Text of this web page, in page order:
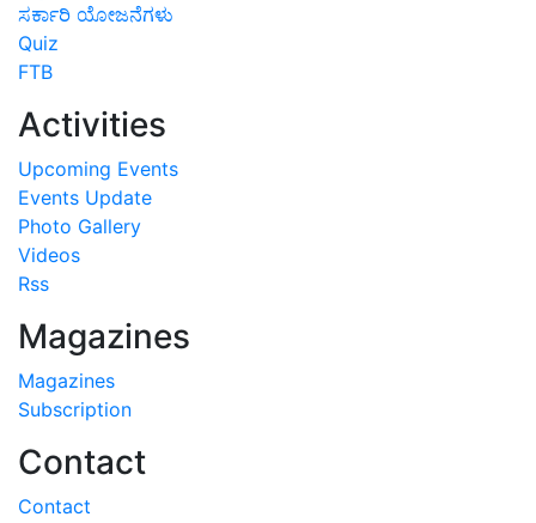
ಸರ್ಕಾರಿ ಯೋಜನೆಗಳು
Quiz
FTB
Activities
Upcoming Events
Events Update
Photo Gallery
Videos
Rss
Magazines
Magazines
Subscription
Contact
Contact